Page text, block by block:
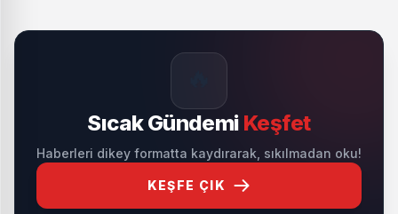
Sıcak Gündemi Keşfet
Haberleri dikey formatta kaydırarak, sıkılmadan oku!
KEŞFE ÇIK